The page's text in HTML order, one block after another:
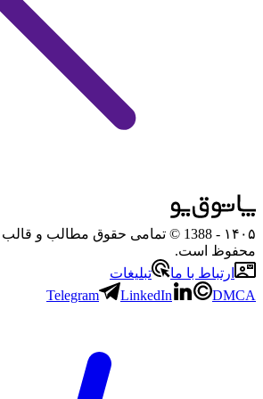
۱۴۰۵
- 1388 © تمامی حقوق مطالب و
محفوظ است.
ارتباط با ما
تبلیغات
Telegram
LinkedIn DMCA